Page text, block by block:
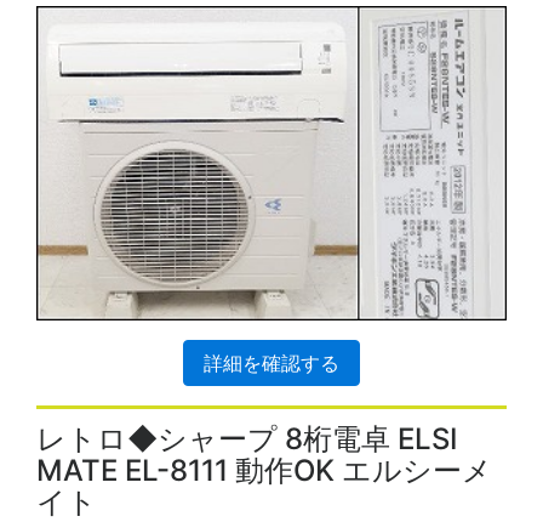
詳細を確認する
レトロ◆シャープ 8桁電卓 ELSI
MATE EL-8111 動作OK エルシーメ
イト